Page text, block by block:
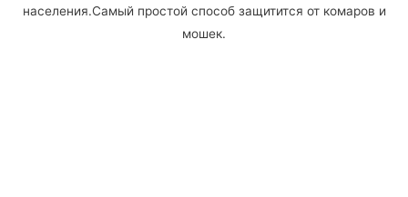
населения.Самый простой способ защитится от комаров и
мошек.